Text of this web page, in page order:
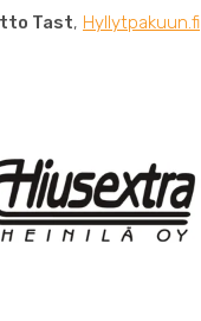
Tast, Hyllytpakuun.fi